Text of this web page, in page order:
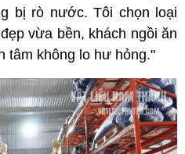
bị rò nước. Tôi chọn loại
vừa bền, khách ngồi ăn
tâm không lo hư hỏng."